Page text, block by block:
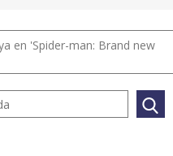
en 'Spider-man: Brand new